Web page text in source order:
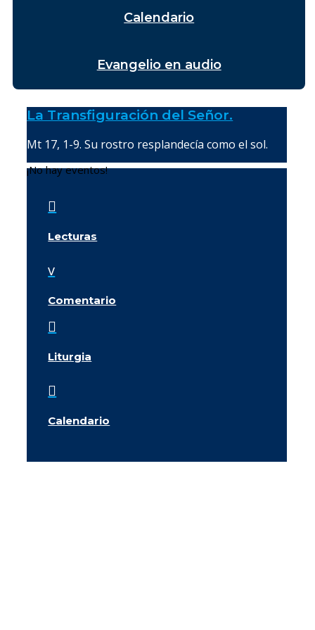
Calendario
Evangelio en audio
La Transfiguración del Señor.
Mt 17, 1-9. Su rostro resplandecía como el sol.
¡No hay eventos!

Lecturas
v
Comentario

Liturgia

Calendario